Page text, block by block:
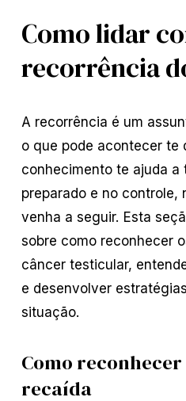
Como lidar
recorrência
A recorrência é um
o que pode acontecer te
conhecimento te ajuda a
preparado e no controle,
venha a seguir. Esta
sobre como reconhecer
câncer testicular,
e desenvolver
situação.
Como reconhecer
recaída